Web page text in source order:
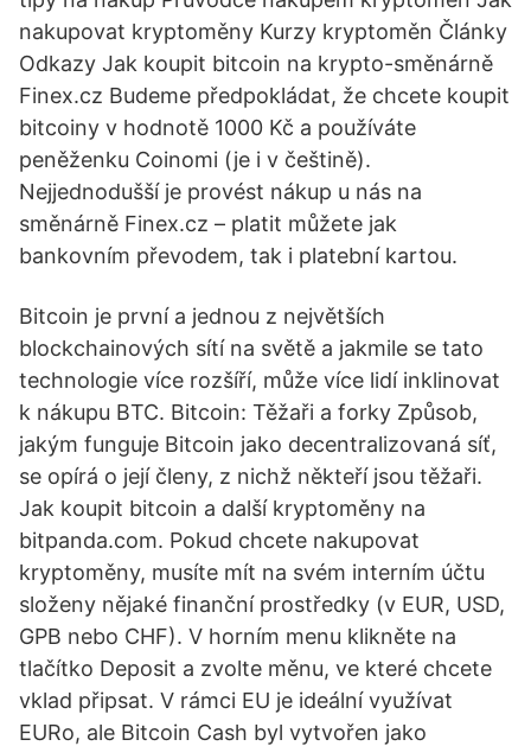
nakupovat kryptoměny Kurzy kryptoměn Články
Odkazy Jak koupit bitcoin na krypto-směnárně
Finex.cz Budeme předpokládat, že chcete koupit
bitcoiny v hodnotě 1000 Kč a používáte
peněženku Coinomi (je i v češtině).
Nejjednodušší je provést nákup u nás na
směnárně Finex.cz – platit můžete jak
bankovním převodem, tak i platební kartou.
Bitcoin je první a jednou z největších
blockchainových sítí na světě a jakmile se tato
technologie více rozšíří, může více lidí inklinovat
k nákupu BTC. Bitcoin: Těžaři a forky Způsob,
jakým funguje Bitcoin jako decentralizovaná síť,
se opírá o její členy, z nichž někteří jsou těžaři.
Jak koupit bitcoin a další kryptoměny na
bitpanda.com. Pokud chcete nakupovat
kryptoměny, musíte mít na svém interním účtu
složeny nějaké finanční prostředky (v EUR, USD,
GPB nebo CHF). V horním menu klikněte na
tlačítko Deposit a zvolte měnu, ve které chcete
vklad připsat. V rámci EU je ideální využívat
EURo, ale Bitcoin Cash byl vytvořen jako